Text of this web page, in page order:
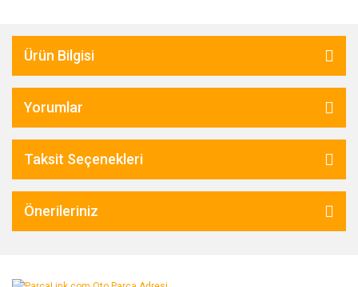
Ürün Bilgisi
Yorumlar
Taksit Seçenekleri
Önerileriniz